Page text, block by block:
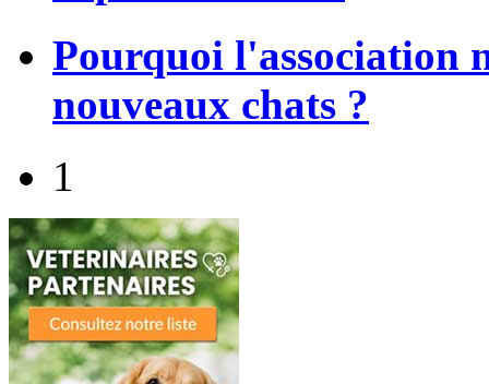
Pourquoi l'association
nouveaux chats ?
1